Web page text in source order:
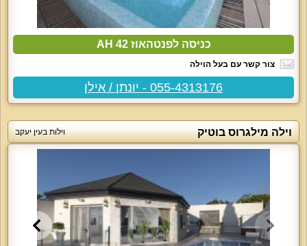
כניסה לפנטהאוז AH 42
צור קשר עם בעל הוילה
055-4313176 - יונתן / אילן
וילה מילגרוס בוטיק וילות בעין יעקב